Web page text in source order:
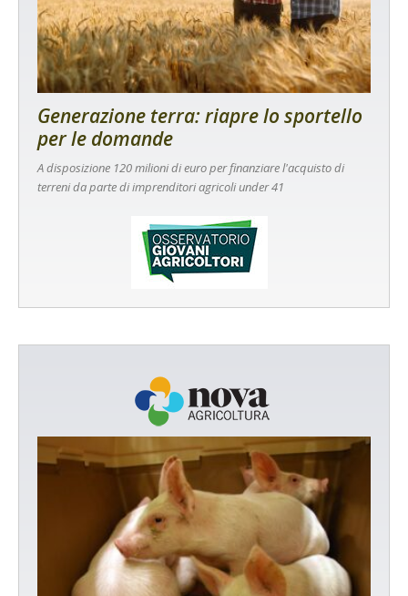
Generazione terra: riapre lo sportello
per le domande
A disposizione 120 milioni di euro per finanziare l'acquisto di
terreni da parte di imprenditori agricoli under 41